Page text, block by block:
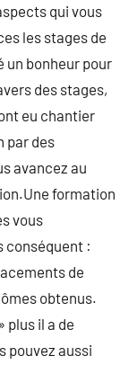
qui vous
les stages de
un bonheur pour
des stages,
eu chantier
par des
avancez au
formation
vous
conséquent :
de
obtenus.
plus il a de
pouvez aussi